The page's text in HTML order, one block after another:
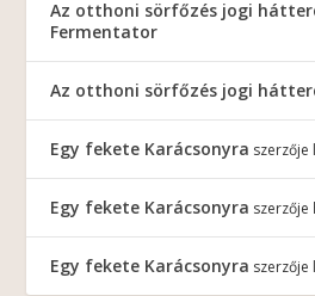
Az otthoni sörfőzés jogi
Fermentator
Az otthoni sörfőzés jogi
Egy fekete Karácsonyra szerzője
Egy fekete Karácsonyra szerzője
Egy fekete Karácsonyra szerzője